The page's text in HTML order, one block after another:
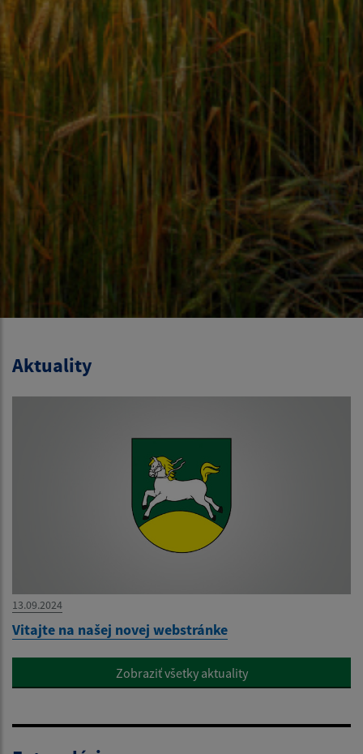
Aktuality
13.09.2024
Vitajte na našej novej webstránke
Zobraziť všetky aktuality